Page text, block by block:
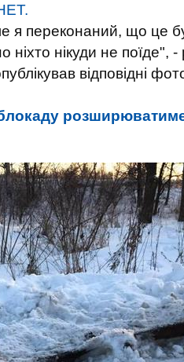
переконаний, що це
ніхто нікуди не поїде",
відповідні